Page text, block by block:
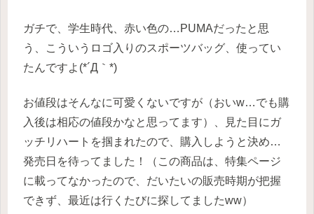
ガチで、学生時代、赤い色の…PUMAだったと思
う、こういうロゴ入りのスポーツバッグ、使ってい
たんですよ(*´Д｀*)
お値段はそんなに可愛くないですが（おいw…でも購
入後は相応の値段かなと思ってます）、見た目にガ
ッチリハートを掴まれたので、購入しようと決め…
発売日を待ってました！（この商品は、特集ページ
に載ってなかったので、だいたいの販売時期が把握
できず、最近は行くたびに探してましたww）